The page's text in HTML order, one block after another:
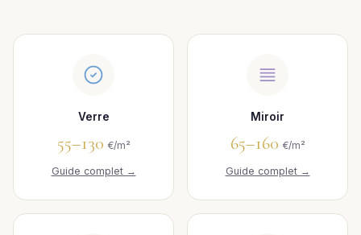
Verre
55–130 €/m²
Guide complet →
Miroir
65–160 €/m²
Guide complet →